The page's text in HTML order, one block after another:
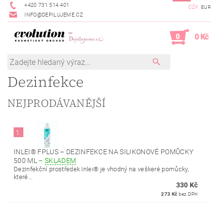
+420 731 514 401
INFO@DEPILUJEME.CZ
CZK EUR
0 0 Kč
Dezinfekce
NEJPRODÁVANĚJŠÍ
1.
INLEI® FPLUS – DEZINFEKCE NA SILIKONOVÉ POMŮCKY
500 ML –SKLADEM
Dezinfekční prostředek Inlei® je vhodný na veškeré pomůcky,
které...
330 Kč
273 Kč bez DPH